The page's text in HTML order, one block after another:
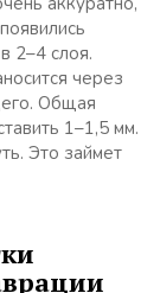
2–4 слоя.
через
Общая
1–1,5 мм.
Это займет